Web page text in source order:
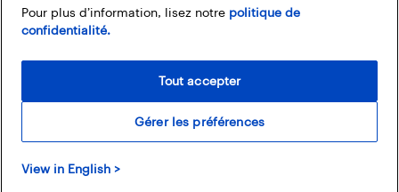
© 2026 Magasins Best Buy Canada Ltée. Tout droits réservés. Pour usage
Pour plus d’information, lisez notre
View in English >
politique de
confidentialité.
Gérer les préférences
Tout accepter